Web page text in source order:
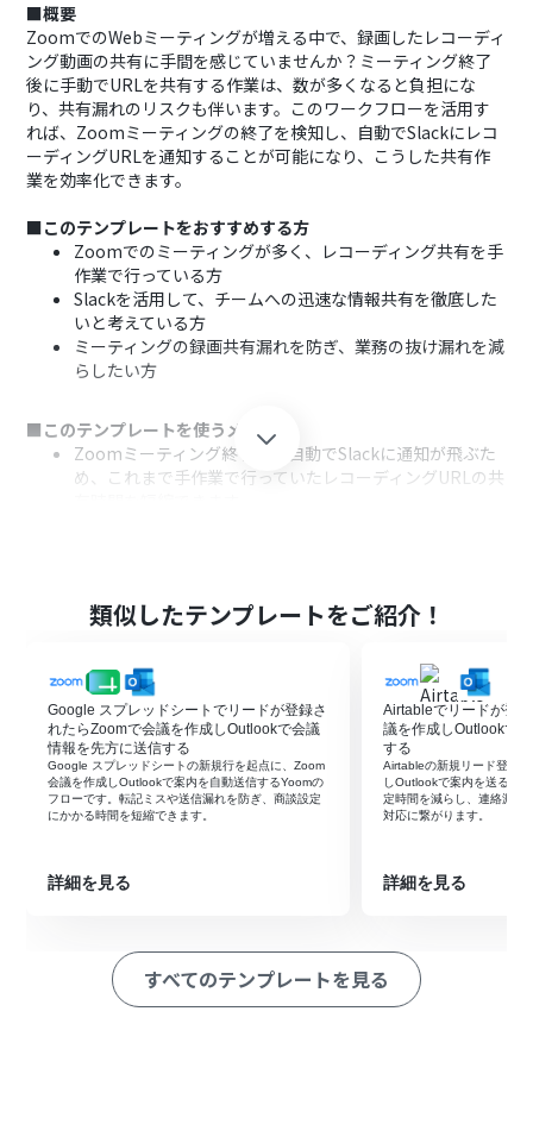
■概要
ZoomでのWebミーティングが増える中で、録画したレコーディ
ング動画の共有に手間を感じていませんか？ミーティング終了
後に手動でURLを共有する作業は、数が多くなると負担にな
り、共有漏れのリスクも伴います。このワークフローを活用す
れば、Zoomミーティングの終了を検知し、自動でSlackにレコ
ーディングURLを通知することが可能になり、こうした共有作
業を効率化できます。
■このテンプレートをおすすめする方
Zoomでのミーティングが多く、レコーディング共有を手
作業で行っている方
Slackを活用して、チームへの迅速な情報共有を徹底した
いと考えている方
ミーティングの録画共有漏れを防ぎ、業務の抜け漏れを減
らしたい方
■このテンプレートを使うメリット
Zoomミーティング終了後、自動でSlackに通知が飛ぶた
め、これまで手作業で行っていたレコーディングURLの共
■フローボットの流れ
はじめに、ZoomとSlackをYoomと連携します。
したら」というアクションを設定します。
次に、オペレーションでZoomの「ミーティングのレコー
ディング情報を取得する」アクションを設定します。
最後に、オペレーションでSlackの「チャンネルにメッセ
ージを送る」アクションを設定し、取得した情報を指定の
チャンネルに通知します。
ション
Zoomのトリガー設定では、自動化の対象としたいミーテ
ィング主催者のメールアドレスを任意で設定してくださ
類似したテンプレートをご紹介！
Google スプレッドシートでリードが登録さ
れたらZoomで会議を作成しOutlookで会議
情報を先方に送信する
Google スプレッドシートの新規行を起点に、Zoom
会議を作成しOutlookで案内を自動送信するYoomの
フローです。転記ミスや送信漏れを防ぎ、商談設定
にかかる時間を短縮できます。
詳細を見る
Airtableでリードが登
議を作成しOutlookで
する
Airtableの新規リード登録
しOutlookで案内を送るフ
定時間を減らし、連絡漏れ
対応に繋がります。
詳細を見る
すべてのテンプレートを見る